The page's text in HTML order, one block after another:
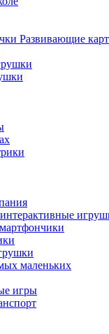
Развивающие
маленьких
игры